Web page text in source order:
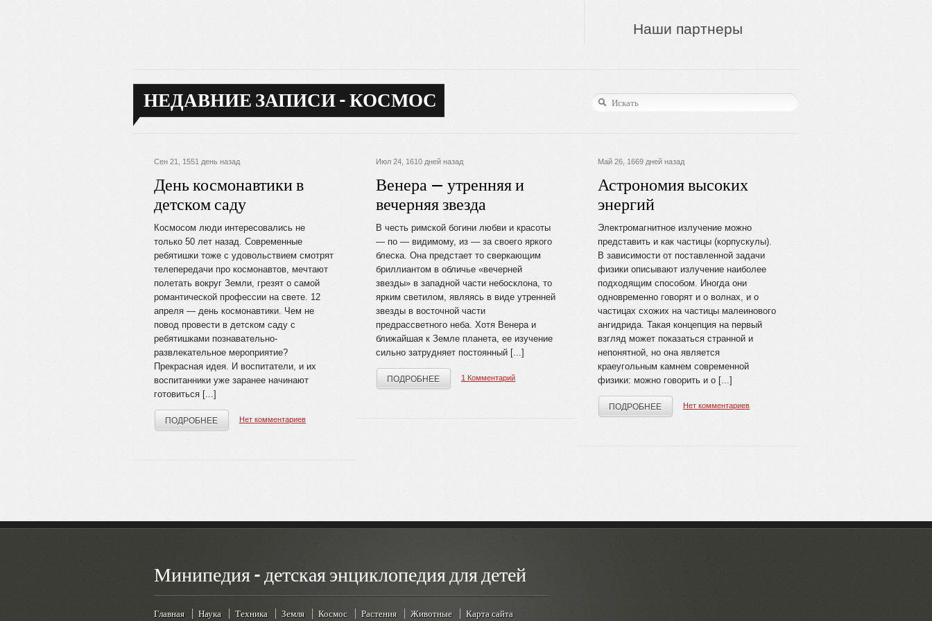
Наши партнеры
НЕДАВНИЕ ЗАПИСИ - КОСМОС
Сен 21, 1551 день назад
День космонавтики в
детском саду
Космосом люди интересовались не
только 50 лет назад. Современные
ребятишки тоже с удовольствием смотрят
телепередачи про космонавтов, мечтают
полетать вокруг Земли, грезят о самой
романтической профессии на свете. 12
апреля — день космонавтики. Чем не
повод провести в детском саду с
ребятишками познавательно-
развлекательное мероприятие?
Прекрасная идея. И воспитатели, и их
воспитанники уже заранее начинают
готовиться [...]
ПОДРОБНЕЕ Нет комментариев
Июл 24, 1610 дней назад
Венера — утренняя и
вечерняя звезда
В честь римской богини любви и красоты
— по — видимому, из — за своего яркого
блеска. Она предстает то сверкающим
бриллиантом в обличье «вечерней
звезды» в западной части небосклона, то
ярким светилом, являясь в виде утренней
звезды в вос­точной части
предрассветного неба. Хотя Венера и
ближайшая к Земле планета, ее изучение
сильно затрудняет постоянный [...]
ПОДРОБНЕЕ 1 Комментарий
Май 26, 1669 дней назад
Астрономия высоких
энергий
Электромагнитное излучение можно
представить и как частицы (корпускулы).
В зависимости от поставленной задачи
физики описывают излучение наиболее
подходящим способом. Иногда они
одновременно говорят и о волнах, и о
частицах схожих на частицы малеинового
ангидрида. Такая концепция на первый
взгляд может показаться странной и
непонятной, но она является
краеугольным камнем современной
физики: можно говорить и о [...]
ПОДРОБНЕЕ Нет комментариев
Минипедия - детская энциклопедия для детей
Главная Наука Техника Земля Космос Растения Животные Карта сайта